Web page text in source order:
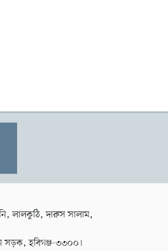
লালকুঠি, দারুস সালাম,
সড়ক, হবিগঞ্জ-৩৩০০।